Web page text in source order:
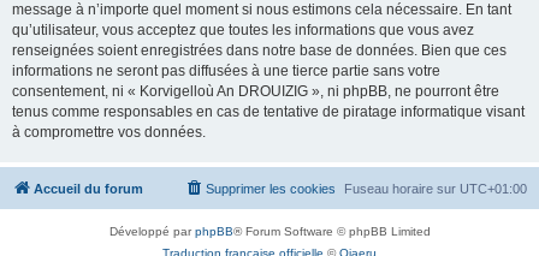
message à n’importe quel moment si nous estimons cela nécessaire. En tant
qu’utilisateur, vous acceptez que toutes les informations que vous avez
renseignées soient enregistrées dans notre base de données. Bien que ces
informations ne seront pas diffusées à une tierce partie sans votre
consentement, ni « Korvigelloù An DROUIZIG », ni phpBB, ne pourront être
tenus comme responsables en cas de tentative de piratage informatique visant
à compromettre vos données.
Accueil du forum Fuseau horaire sur UTC+01:00
Supprimer les cookies
Développé parphpBB® Forum Software © phpBB Limited
Traduction française officielle ©Qiaeru